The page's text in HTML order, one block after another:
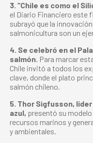
3. “Chile es como el
el Diario Financiero este
subrayó que la
salmonicultura son un
4. Se celebró en el
salmón. Para marcar
Chile invitó a todos los
clave, donde el plato
salmón chileno.
5. Thor Sigfusson,
azul, presentó su
recursos marinos y
y ambientales.